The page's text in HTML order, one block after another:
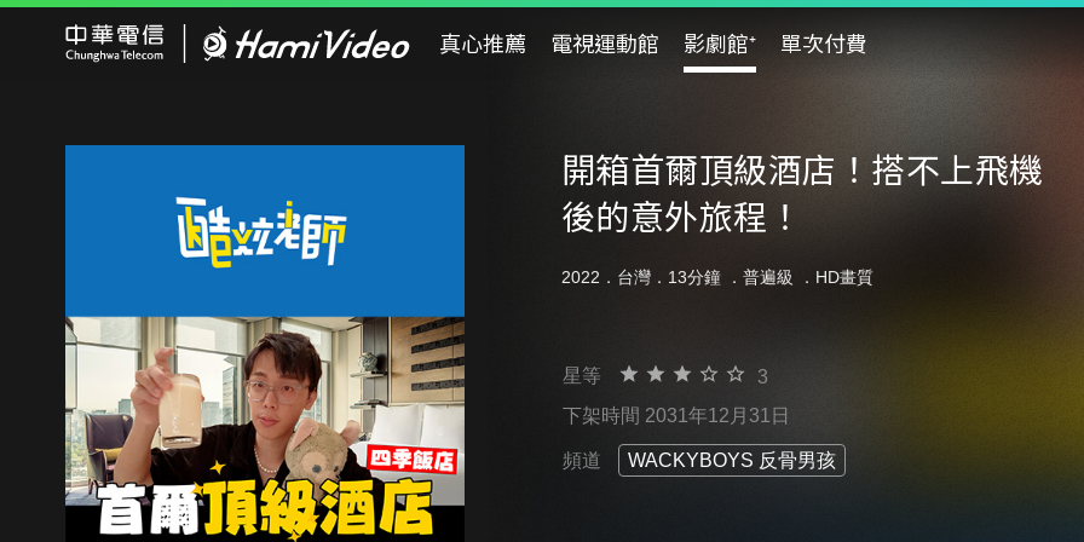
真心推薦 電視運動館 影劇館⁺ 單次付費
開箱首爾頂級酒店！搭不上飛機
後的意外旅程！
2022．台灣．13分鐘 ． 普遍級 ．HD畫質
星等
3
下架時間 2031年12月31日
頻道 WACKYBOYS 反骨男孩